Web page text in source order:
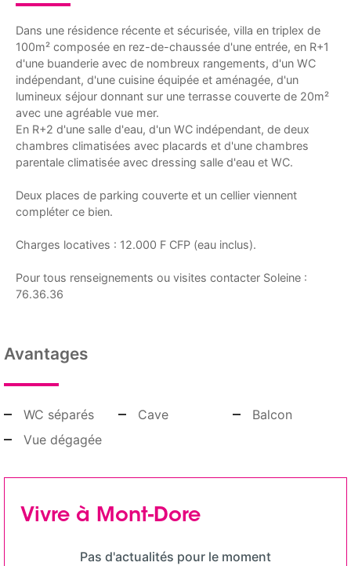
Dans une résidence récente et sécurisée, villa en triplex de
100m² composée en rez-de-chaussée d'une entrée, en R+1
d'une buanderie avec de nombreux rangements, d'un WC
indépendant, d'une cuisine équipée et aménagée, d'un
lumineux séjour donnant sur une terrasse couverte de 20m²
avec une agréable vue mer.
En R+2 d'une salle d'eau, d'un WC indépendant, de deux
chambres climatisées avec placards et d'une chambres
parentale climatisée avec dressing salle d'eau et WC.
Deux places de parking couverte et un cellier viennent
compléter ce bien.
Charges locatives : 12.000 F CFP (eau inclus).
Pour tous renseignements ou visites contacter Soleine :
76.36.36
Avantages
WC séparés Cave
Balcon
Vue dégagée
Vivre à Mont-Dore
Pas d'actualités pour le moment